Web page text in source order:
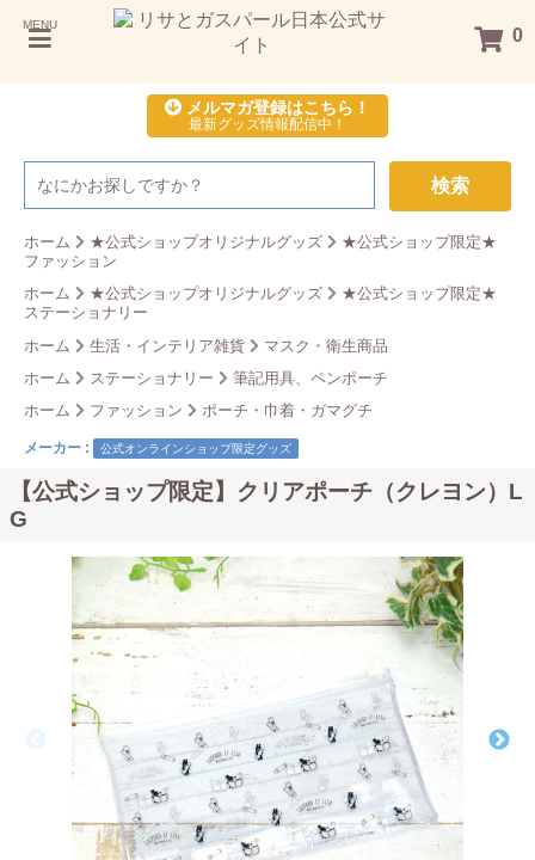
MENU 0
メルマガ登録はこちら！
最新グッズ情報配信中！
検索
ホーム ★公式ショップオリジナルグッズ
★公式ショップ限定★
ファッション
ホーム
★公式ショップオリジナルグッズ
★公式ショップ限定★
ステーショナリー
ホーム
生活・インテリア雑貨
マスク・衛生商品
ホーム
ステーショナリー
筆記用具、ペンポーチ
ホーム
ファッション ポーチ・巾着・ガマグチ
メーカー : 公式オンラインショップ限定グッズ
【公式ショップ限定】クリアポーチ（クレヨン）L
G